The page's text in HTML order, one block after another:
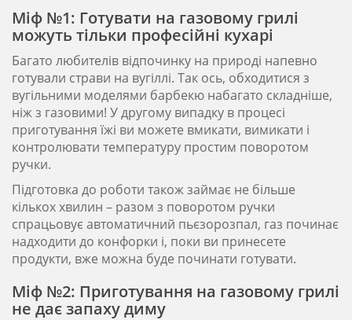
Міф №1: Готувати на газовому грилі
можуть тільки професійні кухарі
Багато любителів відпочинку на природі напевно
готували страви на вугіллі. Так ось, обходитися з
вугільними моделями барбекю набагато складніше,
ніж з газовими! У другому випадку в процесі
приготування їжі ви можете вмикати, вимикати і
контролювати температуру простим поворотом
ручки.
Підготовка до роботи також займає не більше
кількох хвилин – разом з поворотом ручки
спрацьовує автоматичний пьєзорозпал, газ починає
надходити до конфорки і, поки ви принесете
продукти, вже можна буде починати готувати.
Міф №2: Приготування на газовому грилі
не дає запаху диму